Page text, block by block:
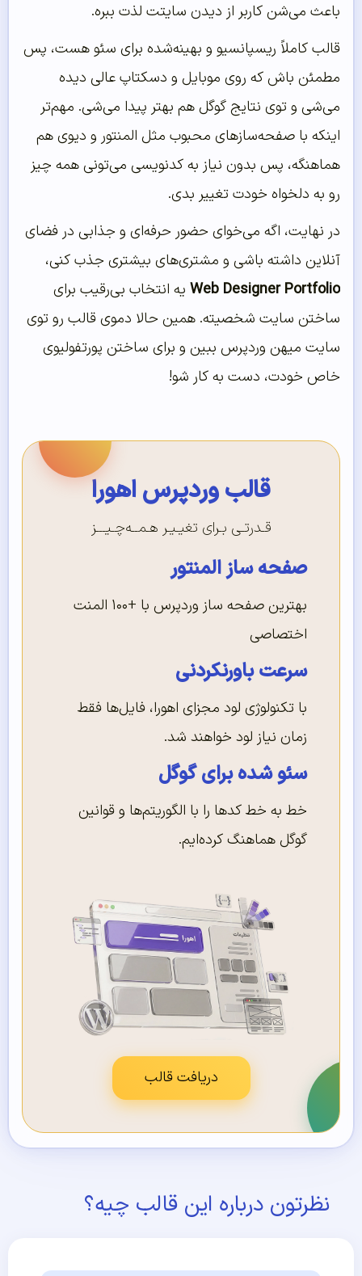
باعث می‌شن کاربر از دیدن سایتت لذت ببره.
قالب کاملاً ریسپانسیو و بهینه‌شده برای سئو هست، پس
مطمئن باش که روی موبایل و دسکتاپ عالی دیده
می‌شی و توی نتایج گوگل هم بهتر پیدا می‌شی. مهم‌تر
اینکه با صفحه‌سازهای محبوب مثل المنتور و دیوی هم
هماهنگه، پس بدون نیاز به کدنویسی می‌تونی همه چیز
رو به دلخواه خودت تغییر بدی.
در نهایت، اگه می‌خوای حضور حرفه‌ای و جذابی در فضای
آنلاین داشته باشی و مشتری‌های بیشتری جذب کنی،
Web Designer Portfolio یه انتخاب بی‌رقیب برای
ساختن سایت شخصیته. همین حالا دموی قالب رو توی
سایت میهن وردپرس ببین و برای ساختن پورتفولیوی
خاص خودت، دست به کار شو!
قالب وردپرس اهورا
قـدرتـی بـرای تغیـیـر هـمــه‌چـیـــز
صفحه ساز المنتور
بهترین صفحه ساز وردپرس با +۱۰۰ المنت
اختصاصی
سرعت باورنکردنی
با تکنولوژی لود مجزای اهورا، فایل‌ها فقط
زمان نیاز لود خواهند شد.
سئو شده برای گوگل
خط به خط کدها را با الگوریتم‌ها و قوانین
گوگل هماهنگ کرده‌ایم.
دریافت قالب
نظرتون درباره این قالب چیه؟